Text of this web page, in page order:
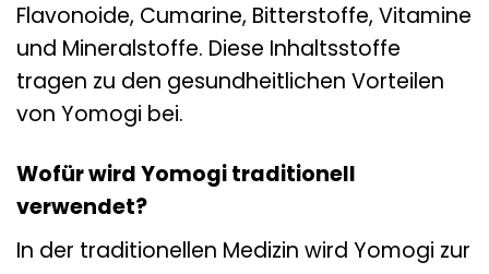
Flavonoide, Cumarine, Bitterstoffe, Vitamine
und Mineralstoffe. Diese Inhaltsstoffe
tragen zu den gesundheitlichen Vorteilen
von Yomogi bei.
Wofür wird Yomogi traditionell
verwendet?
In der traditionellen Medizin wird Yomogi zur